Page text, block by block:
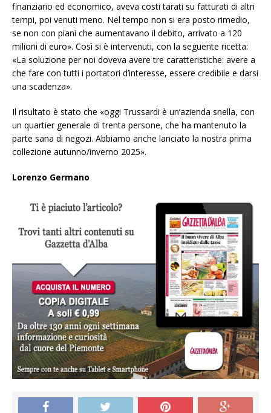
finanziario ed economico, aveva costi tarati su fatturati di altri
tempi, poi venuti meno. Nel tempo non si era posto rimedio,
se non con piani che aumentavano il debito, arrivato a 120
milioni di euro». Così si è intervenuti, con la seguente ricetta:
«La soluzione per noi doveva avere tre caratteristiche: avere a
che fare con tutti i portatori d’interesse, essere credibile e darsi
una scadenza».
Il risultato è stato che «oggi Trussardi è un’azienda snella, con
un quartier generale di trenta persone, che ha mantenuto la
parte sana di negozi. Abbiamo anche lanciato la nostra prima
collezione autunno/inverno 2025».
Lorenzo Germano